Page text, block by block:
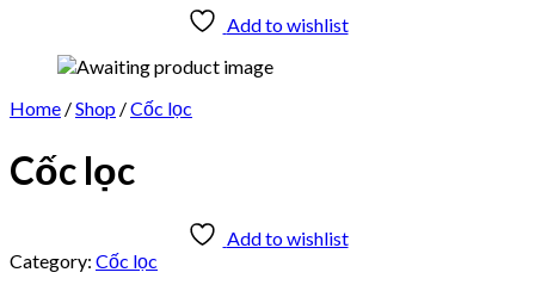
Add to wishlist
Home /Shop /Cốc lọc
Cốc lọc
Add to wishlist
Category: Cốc lọc